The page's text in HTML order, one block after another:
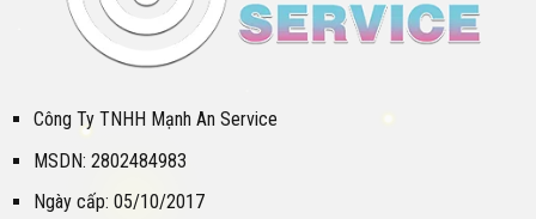
Công Ty TNHH Mạnh An Service
MSDN: 2802484983
Ngày cấp: 05/10/2017